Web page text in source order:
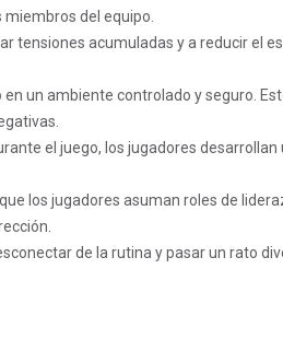
del equipo.
tensiones acumuladas y a reducir el
un ambiente controlado y seguro.
el juego, los jugadores desarrollan
los jugadores asuman roles de
de la rutina y pasar un rato